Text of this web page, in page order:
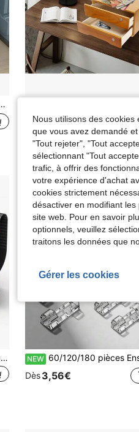
49,08€
1 pièce Dossier extensible, organisateur de documents accordéon 12/24 poches, boîte de classement en plastique portable extensible, organisateur de factures/papiers/documents/reçus accordéon (format A4/Lettre), fournitures d'art
NEW 60/120/180 pièces Ensemble de clips de câble transparents auto-adhésifs, clips de fixation de fil adhésifs forts, organisateur de gestion de câbles, convient pour TV, ordinateur, ordinateur portable, câble Ethernet,
Dès3,56€
Nous utilisons des
que vous avez demandé
"Tout rejeter", "Tout
sélectionnant "Tout
trafic, à offrir des
votre expérience d'achat
cookies strictement
désactiver en modifiant
site web. Pour en savoir
optionnels, veuillez
traitons les données que
Gérer les cookies